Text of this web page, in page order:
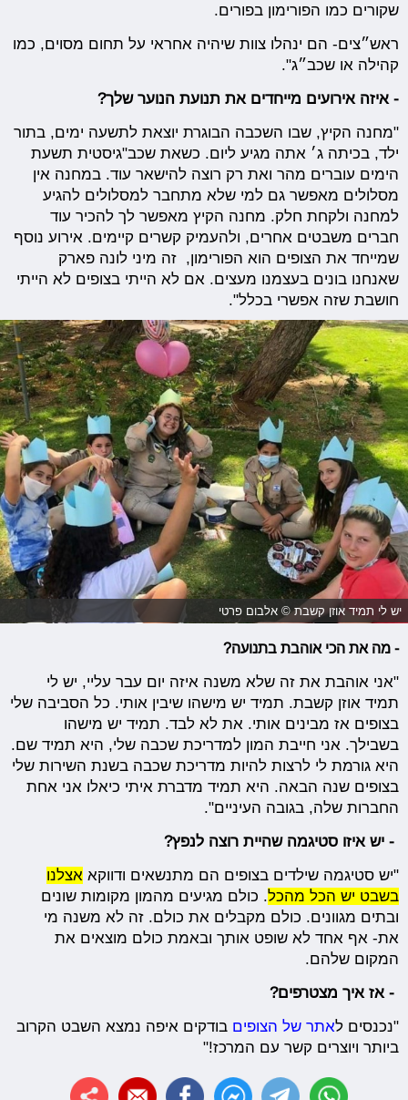
שקורים כמו הפורימון בפורים.
ראש״צים- הם ינהלו צוות שיהיה אחראי על תחום מסוים, כמו
קהילה או שכב״ג".
- איזה אירועים מייחדים את תנועת הנוער שלך?
"מחנה הקיץ, שבו השכבה הבוגרת יוצאת לתשעה ימים, בתור
ילד, בכיתה ג׳ אתה מגיע ליום. כשאת שכב"גיסטית תשעת
הימים עוברים מהר ואת רק רוצה להישאר עוד. במחנה אין
מסלולים מאפשר גם למי שלא מתחבר למסלולים להגיע
למחנה ולקחת חלק. מחנה הקיץ מאפשר לך להכיר עוד
חברים משבטים אחרים, ולהעמיק קשרים קיימים. אירוע נוסף
שמייחד את הצופים הוא הפורימון, זה מיני לונה פארק
שאנחנו בונים בעצמנו מעצים. אם לא הייתי בצופים לא הייתי
חושבת שזה אפשרי בכלל".
יש לי תמיד אוזן קשבת © אלבום פרטי
- מה את הכי אוהבת בתנועה?
"אני אוהבת את זה שלא משנה איזה יום עבר עליי, יש לי
תמיד אוזן קשבת. תמיד יש מישהו שיבין אותי. כל הסביבה שלי
בצופים אז מבינים אותי. את לא לבד. תמיד יש מישהו
בשבילך. אני חייבת המון למדריכת שכבה שלי, היא תמיד שם.
היא גורמת לי לרצות להיות מדריכת שכבה בשנת השירות שלי
בצופים שנה הבאה. היא תמיד מדברת איתי כיאלו אני אחת
החברות שלה, בגובה העיניים".
- יש איזו סטיגמה שהיית רוצה לנפץ?
"יש סטיגמה שילדים בצופים הם מתנשאים ודווקאאצלנו
בשבט יש הכל מהכל. כולם מגיעים מהמון מקומות שונים
ובתים מגוונים. כולם מקבלים את כולם. זה לא משנה מי
את- אף אחד לא שופט אותך ובאמת כולם מוצאים את
המקום שלהם.
-אז איך מצטרפים?
"נכנסים לאתר של הצופים בודקים איפה נמצא השבט הקרוב
ביותר ויוצרים קשר עם המרכז!"